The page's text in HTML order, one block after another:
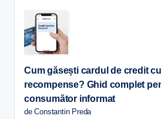
Cum găsești cardul de credit
recompense? Ghid complet
consumător informat
de Constantin Preda